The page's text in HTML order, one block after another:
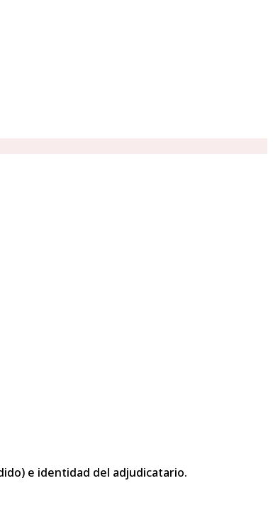
e identidad del adjudicatario.